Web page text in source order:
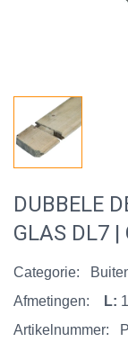
DUBBELE
GLAS DL7 |
Categorie:
Afmetingen:
L:
Artikelnummer: